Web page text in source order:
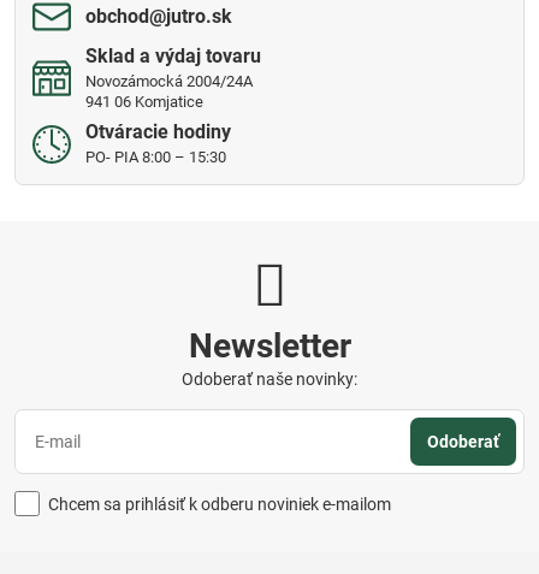
obchod​@jutro​.sk
Sklad a výdaj tovaru
Novozámocká 2004/24A
941 06 Komjatice
Otváracie hodiny
PO- PIA 8:00 – 15:30
Newsletter
Odoberať naše novinky:
Odoberať
Chcem sa prihlásiť k odberu noviniek e-mailom